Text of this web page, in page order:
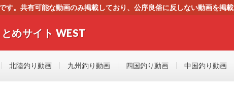
す。共有可能な動画のみ掲載しており、公序良俗に反しない動画を掲
めサイト WEST
北陸釣り動画 九州釣り動画 四国釣り動画 中国釣り動画